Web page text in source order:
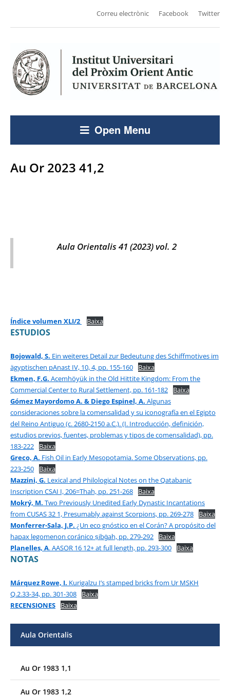
Correu electrònic Facebook Twitter
Open Menu
Au Or 2023 41,2
Aula Orientalis 41 (2023) vol. 2
Índice volumen XLI/2 Baixa
ESTUDIOS
Bojowald, S. Ein weiteres Detail zur Bedeutung des Schiffmotives im
ägyptischen pAnast IV, 10, 4, pp. 155-160
Baixa
Ekmen, F.G. Acemhöyük in the Old Hittite Kingdom: From the
Commercial Center to Rural Settlement, pp. 161-182
Baixa
Gómez Mayordomo A. & Diego Espinel, A. Algunas
consideraciones sobre la comensalidad y su iconografía en el Egipto
del Reino Antiguo (c. 2680-2150 a.C.). (I. Introducción, definición,
estudios previos, fuentes, problemas y tipos de comensalidad), pp.
183-222
Baixa
Greco, A. Fish Oil in Early Mesopotamia. Some Observations, pp.
223-250
Baixa
Mazzini, G. Lexical and Philological Notes on the Qatabanic
Inscription CSAI I, 206=Thah, pp. 251-268
Baixa
Mokrý, M. Two Previously Unedited Early Dynastic Incantations
from CUSAS 32 1, Presumably against Scorpions, pp. 269-278
Baixa
Monferrer-Sala, J.P. ¿Un eco gnóstico en el Corán? A propósito del
hapax legomenon coránico ṣibġah, pp. 279-292
Baixa
Planelles, A. AASOR 16 12+ at full length, pp. 293-300 Baixa
NOTAS
Márquez Rowe, I. Kurigalzu I’s stamped bricks from Ur MSKH
Q.2.33-34, pp. 301-308
Baixa
RECENSIONES
Baixa
Aula Orientalis
Au Or 1983 1,1
Au Or 1983 1,2